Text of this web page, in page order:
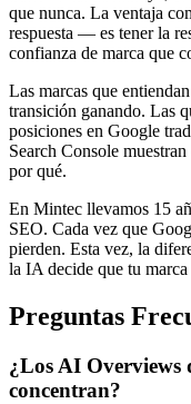
que nunca. La ventaja
respuesta — es tener la
confianza de marca que
Las marcas que
transición ganando. Las
posiciones en Google
Search Console
por qué.
En Mintec llevamos 15
SEO. Cada vez que
pierden. Esta vez, la
la IA decide que tu marca
Preguntas
¿Los AI Overviews
concentran?